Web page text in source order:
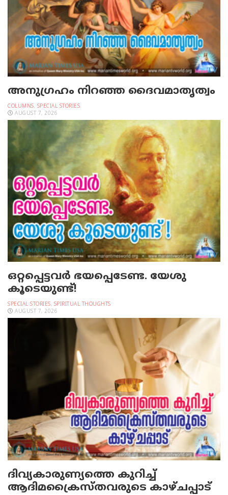
അനുഗ്രഹം നിറഞ്ഞ ദൈവമാതൃത്വം
COLUMNS, SPECIAL STORIES
AUGUST 7, 2026
ഒറ്റപ്പെട്ടവര്‍ ഭയപ്പെടേണ്ട. യേശു
കൂടെയുണ്ട്!
SPECIAL STORIES, SPIRITUAL THOUGHTS
AUGUST 7, 2026
ദിവ്യകാരുണ്യത്തെ കുറിച്ച്
ആദിമക്രൈസ്തവരുടെ കാഴ്ചപ്പാട്